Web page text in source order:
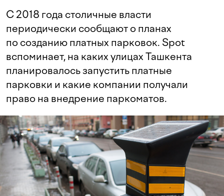
С 2018 года столичные власти
периодически сообщают о планах
по созданию платных парковок. Spot
вспоминает, на каких улицах Ташкента
планировалось запустить платные
парковки и какие компании получали
право на внедрение паркоматов.